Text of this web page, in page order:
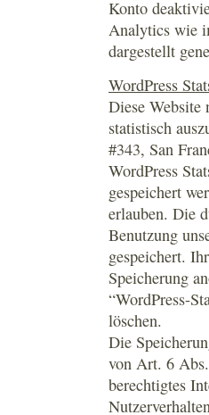
Konto
Analytics wie
dargestellt
WordPress
Diese Website
statistisch
#343, San
WordPress
gespeichert
erlauben. Die
Benutzung
gespeichert.
Speicherung
“WordPress-
löschen.
Die
von Art. 6
berechtigtes